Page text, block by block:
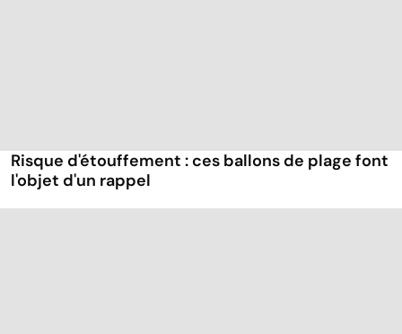
Risque d'étouffement : ces ballons de plage font
l'objet d'un rappel